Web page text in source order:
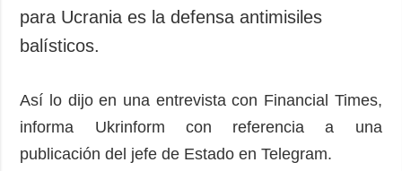
para Ucrania es la defensa antimisiles
balísticos.
Así lo dijo en una entrevista con Financial Times,
informa Ukrinform con referencia a una
publicación del jefe de Estado en Telegram.